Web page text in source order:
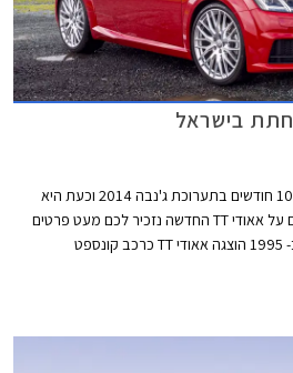
אאודי TT החדשה הוצגה לפני כ- 10 חודשים בתערוכת ג'נבה 2014 וכעת היא
מגיעה לישראל. לפני שנספר לכם על אאודי TT החדשה נזכיר לכם מעט פרטים
על תחילת דרכה של אאודי TT. ב- 1995 הוצגה אאודי TT כרכב קונספט
בראשית המאה הקודמת תחת השם (Isle of Man TT (Tourist Trophy, יצרן